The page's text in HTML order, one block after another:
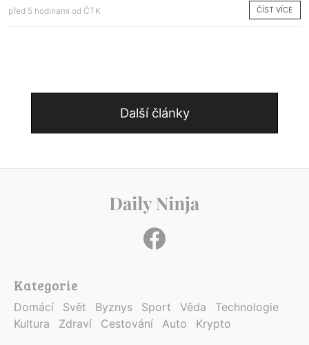
před 5 hodinami od ČTK ČÍST VÍCE
Další články
Kategorie
Domácí Svět Byznys Sport Věda
Technologie
Kultura
Zdraví Cestování Auto Krypto